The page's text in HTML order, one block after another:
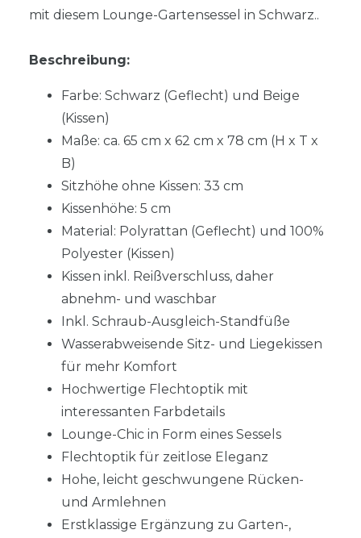
mit diesem Lounge-Gartensessel in Schwarz..
Beschreibung:
Farbe: Schwarz (Geflecht) und Beige
(Kissen)
Maße: ca. 65 cm x 62 cm x 78 cm (H x T x
B)
Sitzhöhe ohne Kissen: 33 cm
Kissenhöhe: 5 cm
Material: Polyrattan (Geflecht) und 100%
Polyester (Kissen)
Kissen inkl. Reißverschluss, daher
abnehm- und waschbar
Inkl. Schraub-Ausgleich-Standfüße
Wasserabweisende Sitz- und Liegekissen
für mehr Komfort
Hochwertige Flechtoptik mit
interessanten Farbdetails
Lounge-Chic in Form eines Sessels
Flechtoptik für zeitlose Eleganz
Hohe, leicht geschwungene Rücken-
und Armlehnen
Erstklassige Ergänzung zu Garten-,